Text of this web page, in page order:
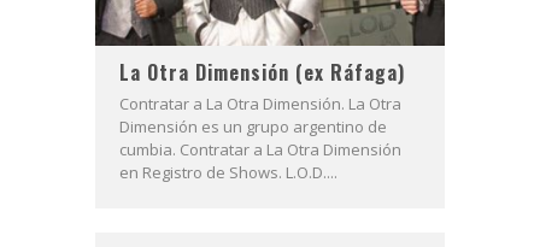
La Otra Dimensión (ex Ráfaga)
Contratar a La Otra Dimensión. La Otra
Dimensión es un grupo argentino de
cumbia. Contratar a La Otra Dimensión
en Registro de Shows. L.O.D....